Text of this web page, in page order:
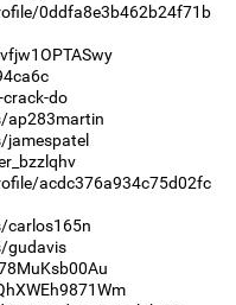
0ddfa8e3b462b24f71b
do
ap283martin
jamespatel
acdc376a934c75d02fc
carlos165n
gudavis